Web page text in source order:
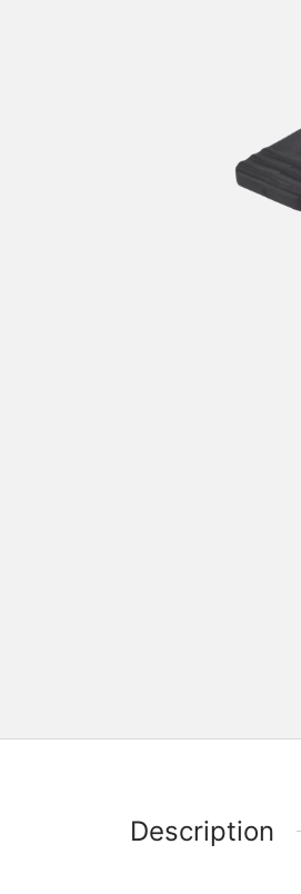
Description